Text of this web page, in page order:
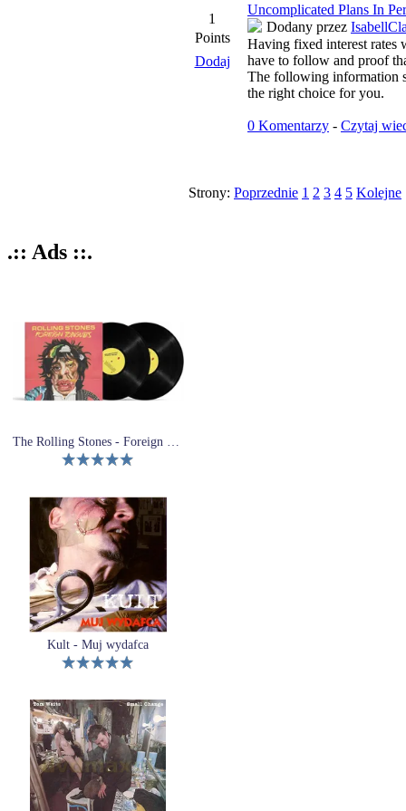
1
Points
Dodaj
Uncomplicated Plans In
Dodany przez
Having fixed interest rates
have to follow and proof
The following information
the right choice for you.
0 Komentarzy - Czytaj
Strony: Poprzednie 1 2 3 4 5 Kolejne
.:: Ads ::.
Kult - Muj wydafca